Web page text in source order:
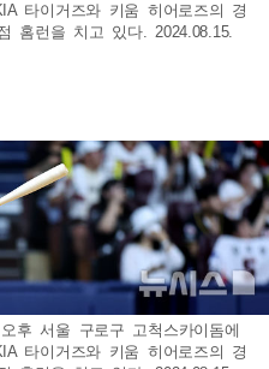
타이거즈와 키움 히어로즈의 경
홈런을 치고 있다. 2024.08.15.
후 서울 구로구 고척스카이돔에
타이거즈와 키움 히어로즈의 경